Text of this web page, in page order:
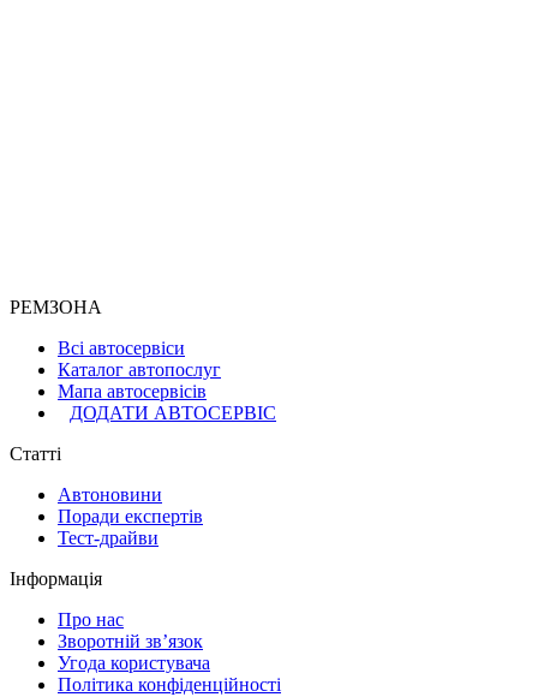
РЕМЗОНА
Всі автосервіси
Каталог автопослуг
Мапа автосервісів
ДОДАТИ АВТОСЕРВІС
Статті
Автоновини
Поради експертів
Тест-драйви
Інформація
Про нас
Зворотній зв’язок
Угода користувача
Політика конфіденційності